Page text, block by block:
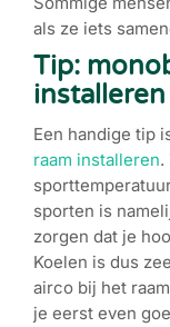
als ze iets
Tip:
installeren
Een handige tip
raam installeren.
sporten is
zorgen dat je
Koelen is dus
airco bij het
je eerst even